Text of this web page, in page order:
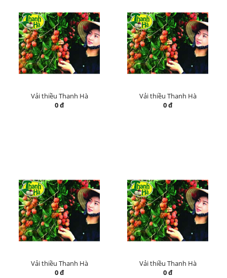
Vải thiều Thanh Hà
0 đ
Vải thiều Thanh Hà
0 đ
Vải thiều Thanh Hà
0 đ
Vải thiều Thanh Hà
0 đ